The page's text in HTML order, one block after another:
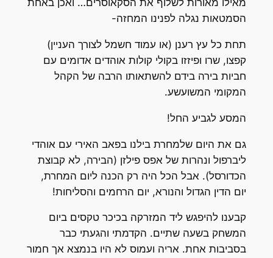
מאילו מאורות לשלוף את הסקאוסרים… ואכן באחת
הסמטאות נגלה לפנינו המחזה-
תחת כל עץ רענן (או עמוד חשמל לצורך העניין)
קפצו, שרו ופיזזו בקולי קולות אוהדים אדומים עם
חביות בירה בידם להשתאותו הרבה של הקהל
המקומי המשועשע.
המסע לגביע החל!
גם את היום שלמחרת בילנו בפאב האירי עם אוהדי
ליברפול ונהרות של אפס פילזן (הבירה, לא קבוצת
הכדורסל). אבל הכל היה רק הכנה ליום המחרת,
יום הדין הגדול והנורא, יום הרחמים והסליחות!
קבענו להיפגש ליד המזרקה בכיכר טקסים ביום
המשחק בשעה שתיים. הקדמתי והגעתי כבר
בסביבות אחת. אריה ועמוס לא היו בנמצא אך חמור